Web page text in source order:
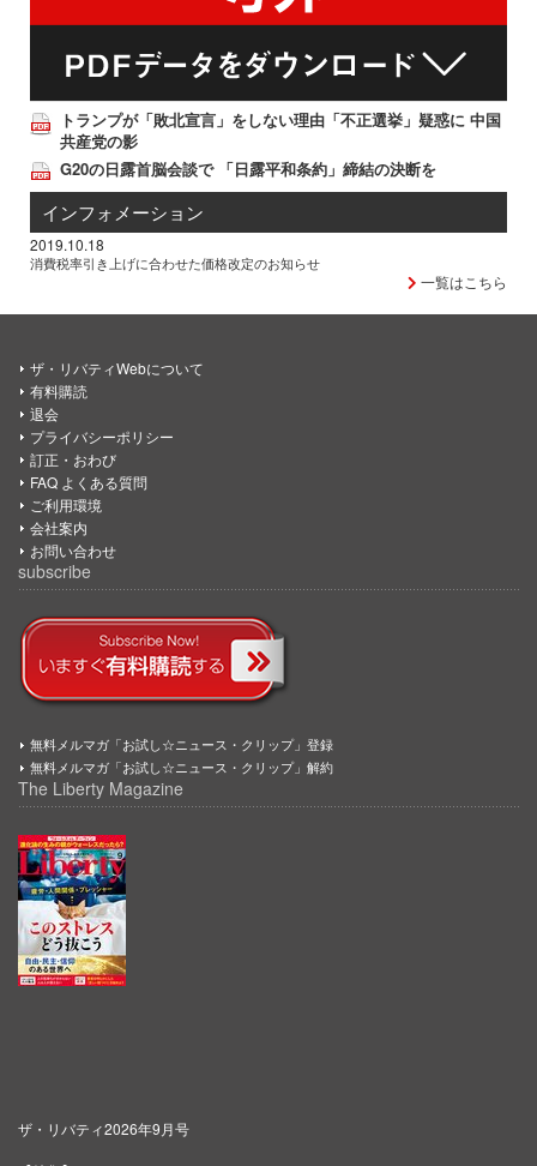
トランプが「敗北宣言」をしない理由「不正選挙」疑惑に 中国
共産党の影
G20の日露首脳会談で 「日露平和条約」締結の決断を
インフォメーション
2019.10.18
消費税率引き上げに合わせた価格改定のお知らせ
一覧はこちら
ザ・リバティWebについて
有料購読
退会
プライバシーポリシー
訂正・おわび
FAQ よくある質問
ご利用環境
会社案内
お問い合わせ
subscribe
無料メルマガ「お試し☆ニュース・クリップ」登録
無料メルマガ「お試し☆ニュース・クリップ」解約
The Liberty Magazine
ザ・リバティ2026年9月号